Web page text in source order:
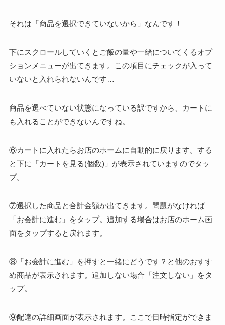
それは「商品を選択できていないから」なんです！
下にスクロールしていくとご飯の量や一緒についてくるオプ
ションメニューが出てきます。この項目にチェックが入って
いないと入れられないんです…
商品を選べていない状態になっている訳ですから、カートに
も入れることができないんですね。
⑥カートに入れたらお店のホームに自動的に戻ります。する
と下に「カートを見る(個数)」が表示されていますのでタッ
プ。
⑦選択した商品と合計金額か出てきます。問題がなければ
「お会計に進む」をタップ。追加する場合はお店のホーム画
面をタップすると戻れます。
⑧「お会計に進む」を押すと一緒にどうです？と他のおすす
め商品が表示されます。追加しない場合「注文しない」をタ
ップ。
⑨配達の詳細画面が表示されます。ここで日時指定ができま